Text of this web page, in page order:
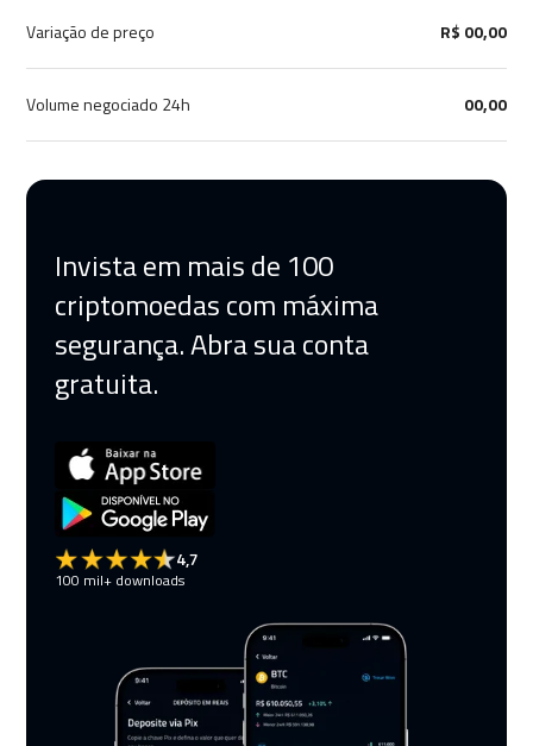
Variação de preço R$ 00,00
Volume negociado 24h 00,00
Invista em mais de 100
criptomoedas com máxima
segurança. Abra sua conta
gratuita.
4,7
100 mil+ downloads